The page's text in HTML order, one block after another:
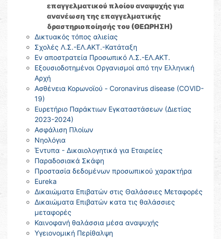
επαγγελματικού πλοίου αναψυχής για
ανανέωση της επαγγελματικής
δραστηριοποίησής του (ΘΕΩΡΗΣΗ)
Δικτυακός τόπος αλιείας
Σχολές Λ.Σ.-ΕΛ.ΑΚΤ.-Κατάταξη
Εν αποστρατεία Προσωπικό Λ.Σ.-ΕΛ.ΑΚΤ.
Εξουσιοδοτημένοι Οργανισμοί από την Ελληνική
Αρχή
Ασθένεια Κορωνοϊού - Coronavirus disease (COVID-
19)
Ευρετήριο Παράκτιων Εγκαταστάσεων (Διετίας
2023-2024)
Ασφάλιση Πλοίων
Νηολόγια
Έντυπα - Δικαιολογητικά για Εταιρείες
Παραδοσιακά Σκάφη
Προστασία δεδομένων προσωπικού χαρακτήρα
Eureka
Δικαιώματα Επιβατών στις Θαλάσσιες Μεταφορές
Δικαιώματα Επιβατών κατα τις θαλάσσιες
μεταφορές
Καινοφανή θαλάσσια μέσα αναψυχής
Υγειονομική Περίθαλψη